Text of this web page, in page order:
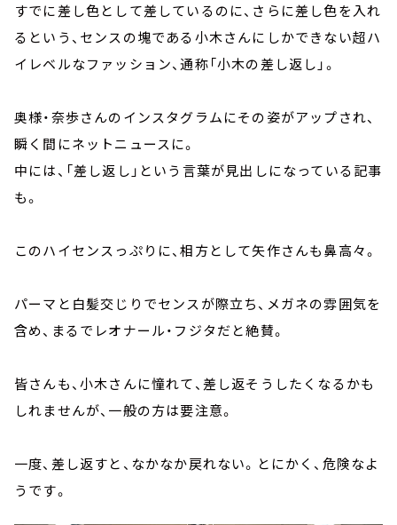
すでに差し色として差しているのに、さらに差し色を入れ
るという、センスの塊である小木さんにしかできない超ハ
イレベルなファッション、通称「小木の差し返し」。
奥様・奈歩さんのインスタグラムにその姿がアップされ、
瞬く間にネットニュースに。
中には、「差し返し」という言葉が見出しになっている記事
も。
このハイセンスっぷりに、相方として矢作さんも鼻高々。
パーマと白髪交じりでセンスが際立ち、メガネの雰囲気を
含め、まるでレオナール・フジタだと絶賛。
皆さんも、小木さんに憧れて、差し返そうしたくなるかも
しれませんが、一般の方は要注意。
一度、差し返すと、なかなか戻れない。とにかく、危険なよ
うです。